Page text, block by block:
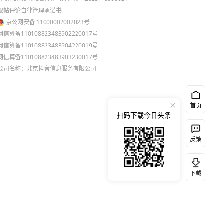
帖评论自律管理承诺书
京公网安备 11000002002023号
信算备110108823483902220017号
信算备110108823483904220019号
信算备110108823483903230017号
司名称：北京抖音信息服务有限公司
首页
反馈
下载
扫码下载今日头条